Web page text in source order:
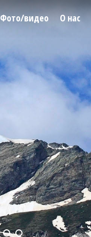
Фото/видео О нас